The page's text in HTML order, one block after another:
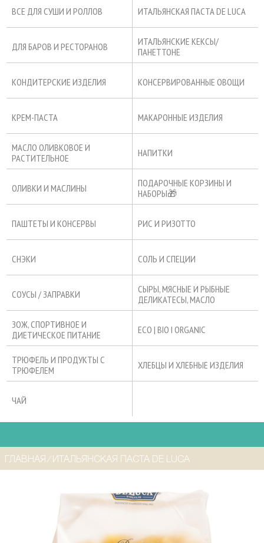
ВСЕ ДЛЯ СУШИ И РОЛЛОВ ИТАЛЬЯНСКАЯ ПАСТА DE LUCA
ДЛЯ БАРОВ И РЕСТОРАНОВ
ИТАЛЬЯНСКИЕ КЕКСЫ/
ПАНЕТТОНЕ
КОНДИТЕРСКИЕ ИЗДЕЛИЯ КОНСЕРВИРОВАННЫЕ ОВОЩИ
КРЕМ-ПАСТА МАКАРОННЫЕ ИЗДЕЛИЯ
МАСЛО ОЛИВКОВОЕ И
РАСТИТЕЛЬНОЕ
НАПИТКИ
ОЛИВКИ И МАСЛИНЫ
ПОДАРОЧНЫЕ КОРЗИНЫ И
НАБОРЫ🎁
ПАШТЕТЫ И КОНСЕРВЫ РИС И РИЗОТТО
СНЭКИ СОЛЬ И СПЕЦИИ
СОУСЫ / ЗАПРАВКИ
СЫРЫ, МЯСНЫЕ И РЫБНЫЕ
ДЕЛИКАТЕСЫ, МАСЛО
ЗОЖ, СПОРТИВНОЕ И
ДИЕТИЧЕСКОЕ ПИТАНИЕ
ECO | BIO I ORGANIC
ТРЮФЕЛЬ И ПРОДУКТЫ С
ТРЮФЕЛЕМ
ХЛЕБЦЫ И ХЛЕБНЫЕ ИЗДЕЛИЯ
ЧАЙ
ГЛАВНАЯ ⁄ ИТАЛЬЯНСКАЯ ПАСТА DE LUCA